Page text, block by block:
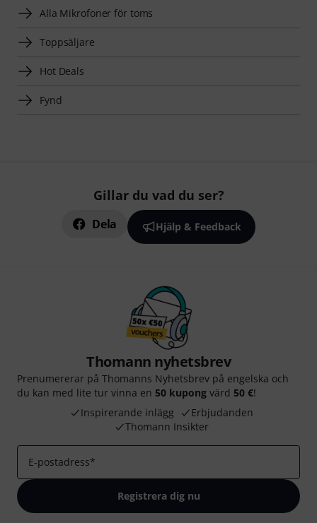
Alla Mikrofoner för toms
Toppsäljare
Hot Deals
Fynd
Gillar du vad du ser?
Dela Hjälp & Feedback
Thomann nyhetsbrev
Prenumererar på Thomanns Nyhetsbrev på engelska och
du kan med lite tur vinna en 50 kupong värd 50 €!
Inspirerande inlägg
Erbjudanden
Thomann Insikter
E-postadress*
Registrera dig nu